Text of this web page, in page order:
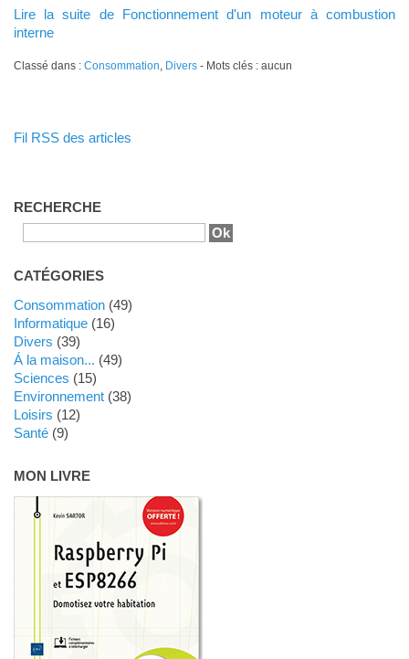
Lire la suite de Fonctionnement d'un moteur à combustion
interne
Classé dans : Consommation Divers- Mots clés : aucun
Fil RSS des articles
RECHERCHE
CATÉGORIES
Consommation(49)
Informatique(16)
Divers (39)
Á la maison... (49)
Sciences (15)
Environnement(38)
Loisirs (12)
Santé(9)
MON LIVRE